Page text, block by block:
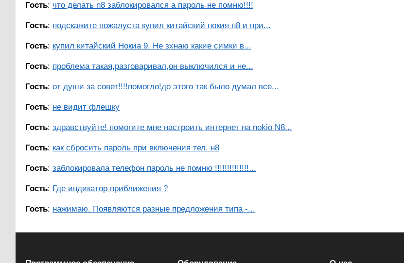
Гость: что делать n8 заблокировался а пароль не помню!!!!
Гость: подскажите пожалуста купил китайский нокия н8 и при...
Гость: купил китайский Нокиа 9. Не зхнаю какие симки в...
Гость: проблема такая,разговаривал,он выключился и не...
Гость: от души за совет!!!!помогло!до этого так было думал все...
Гость: не видит флешку
Гость: здравствуйте! помогите мне настроить интернет на nokio N8...
Гость: как сбросить пароль при включения тел. н8
Гость: заблокировала телефон пароль не помню !!!!!!!!!!!!!!...
Гость: Где индикатор приближения ?
Гость: нажимаю. Появляются разные предложения типа -...